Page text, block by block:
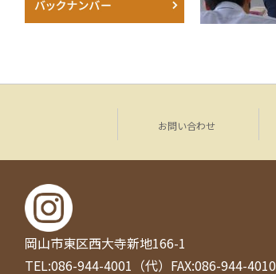
お問い合わせ
岡山市東区西大寺新地166-1
TEL:086-944-4001（代） FAX:086-944-4010